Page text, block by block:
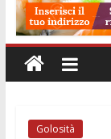
Quando le
previste nei casi
Malattie
Padova parte
Golosità